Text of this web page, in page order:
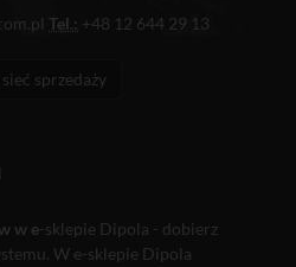
Tel.: +48 12 644 29 13
sieć sprzedaży
w e-sklepie Dipola - dobierz
W e-sklepie Dipola